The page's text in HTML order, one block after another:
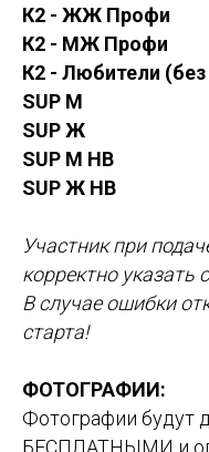
К2 - ЖЖ Профи
К2 - МЖ Профи
К2 - Любители
SUP М
SUP Ж
SUP М HB
SUP Ж HB
Участник при
корректно указать
В случае ошибки
старта!
ФОТОГРАФИИ:
Фотографии будут
БЕСПЛАТНЫМИ и